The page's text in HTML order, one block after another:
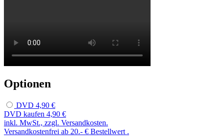
Optionen
DVD 4,90 €
DVD kaufen 4,90 €
inkl. MwSt., zzgl. Versandkosten.
Versandkostenfrei ab 20.- € Bestellwert .